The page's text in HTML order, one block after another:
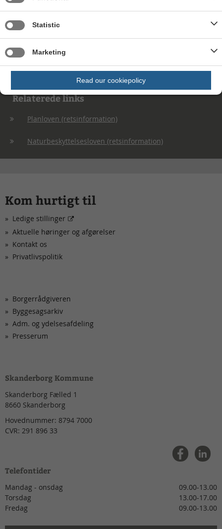
Sagsnummer
Relaterede links
Planloven (retsinformation)
Naturbeskyttelsesloven (retsinformation)
Kom hurtigt til
Ledige stillinger
Aktuelle høringer og afgørelser
Kontakt os
Privatlivspolitik
Borgerrådgiveren
Byggesagsarkiv
Adm. og ydelsesafdeling
Presserum
Skanderborg Kommune
Skanderborg Fælled 1
8660 Skanderborg
Hovednummer: 8794 7000
CVR: 291 896 33
Telefontider
Mandag - onsdag
09.00-13.00
Torsdag
13.00-17.00
Fredag
09.00-13.00
Statistic
Marketing
Read our cookiepolicy